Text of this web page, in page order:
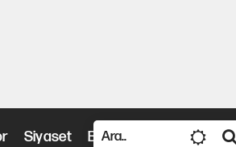
Siyaset Bilim ve Teknoloji
eden Cemil Tugay hakkında AKP iddiası!